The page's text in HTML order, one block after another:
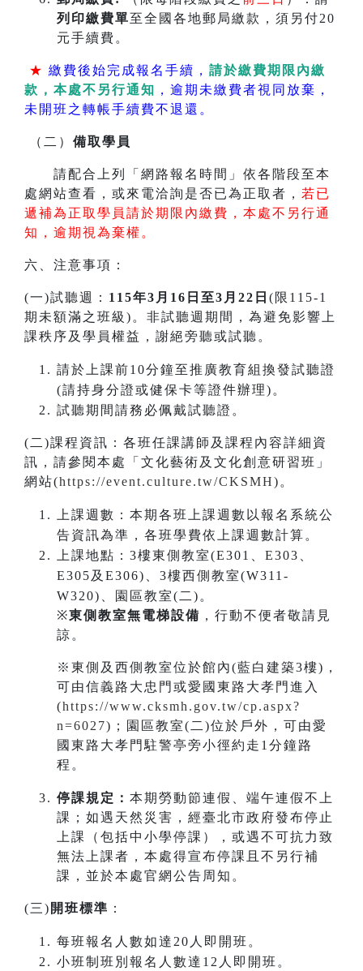
列印繳費單至全國各地郵局繳款，須另付20
元手續費。
★ 繳費後始完成報名手續， 請於繳費期限內繳
款，本處不另行通知 ，逾期未繳費者視同放棄，
未開班之轉帳手續費不退還。
（二） 備取學員
請配合上列「網路報名時間」依各階段至本
處網站查看，或來電洽詢是否已為正取者， 若已
遞補為正取學員請於期限內繳費，本處不另行通
知，逾期視為棄權。
六、注意事項：
(一)試聽週： 115年3月16日至3月22日 (限115-1
期未額滿之班級)。非試聽週期間，為避免影響上
課秩序及學員權益，謝絕旁聽或試聽。
請於上課前10分鐘至推廣教育組換發試聽證
(請持身分證或健保卡等證件辦理)。
試聽期間請務必佩戴試聽證。
(二)課程資訊：各班任課講師及課程內容詳細資
訊，請參閱本處「文化藝術及文化創意研習班」
網站(https://event.culture.tw/CKSMH)。
上課週數：本期各班上課週數以報名系統公
告資訊為準，各班學費依上課週數計算。
上課地點：3樓東側教室(E301、E303、
E305及E306)、3樓西側教室(W311-
W320)、園區教室(二)。
※東側教室無電梯設備 ，行動不便者敬請見
諒。
※東側及西側教室位於館內(藍白建築3樓)，
可由信義路大忠門或愛國東路大孝門進入
(https://www.cksmh.gov.tw/cp.aspx?
n=6027)；園區教室(二)位於戶外，可由愛
國東路大孝門駐警亭旁小徑約走1分鐘路
程。
停課規定： 本期勞動節連假、端午連假不上
課；如遇天然災害，經臺北市政府發布停止
上課（包括中小學停課），或遇不可抗力致
無法上課者，本處得宣布停課且不另行補
課，並於本處官網公告周知。
(三) 開班標準 ：
每班報名人數如達20人即開班。
小班制班別報名人數達12人即開班。